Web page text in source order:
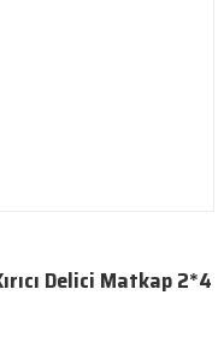
Delici Matkap 2*4